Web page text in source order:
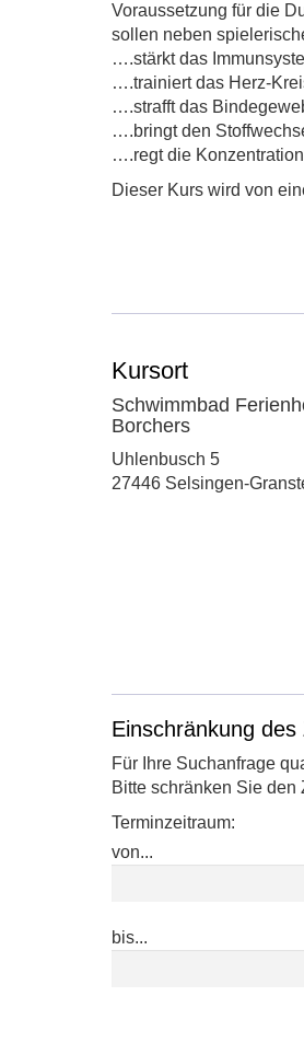
Voraussetzung für die
sollen neben
….stärkt das
….trainiert das Herz-
….strafft das
….bringt den
….regt die
Dieser Kurs wird von
Kursort
Schwimmbad
Borchers
Adresse:
Uhlenbusch 5
27446 Selsingen-
Einschränkung des
Für Ihre Suchanfrage
Bitte schränken Sie den
Terminzeitraum:
von...
bis...